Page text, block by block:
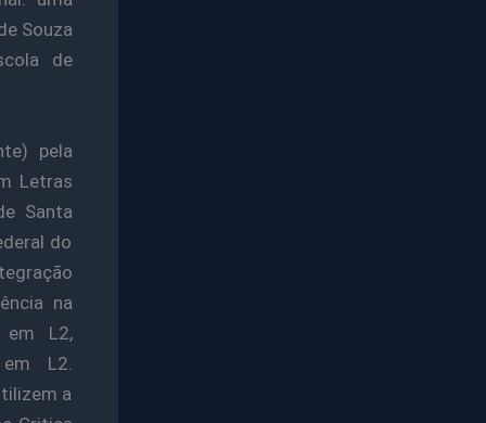
Souza
de
pela
Letras
Santa
do
na
em L2,
L2.
a